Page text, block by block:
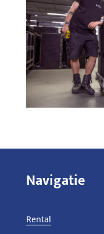
Navigatie
Rental